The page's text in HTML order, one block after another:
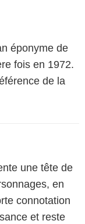
éponyme de
fois en 1972.
de la
une tête de
en
connotation
et reste